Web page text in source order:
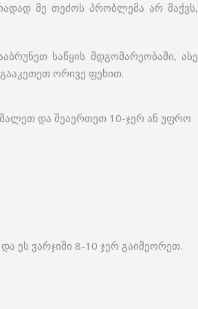
მე თეძოს პრობლემა არ მაქვს,
საწყის მდგომარეობაში, ასე
ორივე ფეხით.
და შეაერთეთ 10-ჯერ ან უფრო
ეს ვარჯიში 8-10 ჯერ გაიმეორეთ.